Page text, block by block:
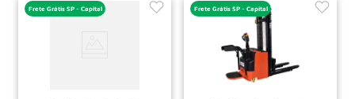
Frete Grátis SP - Capital Frete Grátis SP - Capital